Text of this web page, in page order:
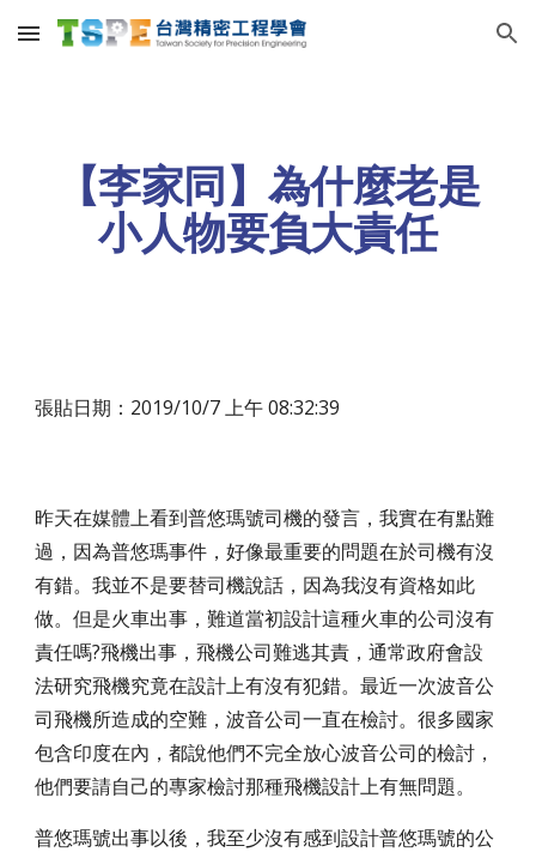
Skip to main content Skip to navigation
【李家同】為什麼老是
小人物要負大責任
張貼日期：2019/10/7 上午 08:32:39
昨天在媒體上看到普悠瑪號司機的發言，我實在有點難
過，因為普悠瑪事件，好像最重要的問題在於司機有沒
有錯。我並不是要替司機說話，因為我沒有資格如此
做。但是火車出事，難道當初設計這種火車的公司沒有
責任嗎?飛機出事，飛機公司難逃其責，通常政府會設
法研究飛機究竟在設計上有沒有犯錯。最近一次波音公
司飛機所造成的空難，波音公司一直在檢討。很多國家
包含印度在內，都說他們不完全放心波音公司的檢討，
他們要請自己的專家檢討那種飛機設計上有無問題。
普悠瑪號出事以後，我至少沒有感到設計普悠瑪號的公